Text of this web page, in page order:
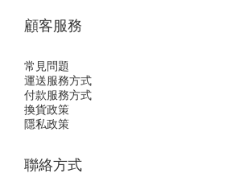
顧客服務
常見問題
運送服務方式
付款服務方式
換貨政策
隱私政策
聯絡方式